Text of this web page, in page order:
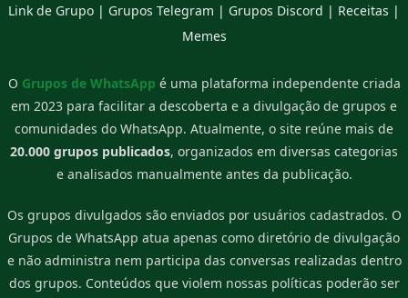
Link de Grupo | Grupos Telegram | Grupos Discord | Receitas |
Memes
O Grupos de WhatsApp é uma plataforma independente criada
em 2023 para facilitar a descoberta e a divulgação de grupos e
comunidades do WhatsApp. Atualmente, o site reúne mais de
20.000 grupos publicados, organizados em diversas categorias
e analisados manualmente antes da publicação.
Os grupos divulgados são enviados por usuários cadastrados. O
Grupos de WhatsApp atua apenas como diretório de divulgação
e não administra nem participa das conversas realizadas dentro
dos grupos. Conteúdos que violem nossas políticas poderão ser